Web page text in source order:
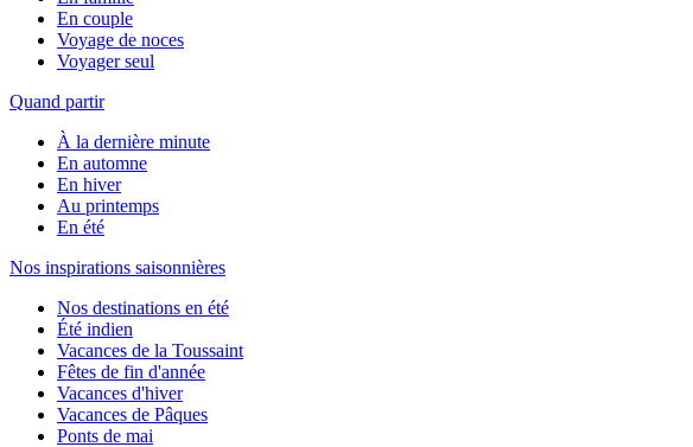
En couple
Voyage de noces
Voyager seul
Quand partir
À la dernière minute
En automne
En hiver
Au printemps
En été
Nos inspirations saisonnières
Nos destinations en été
Été indien
Vacances de la Toussaint
Fêtes de fin d'année
Vacances d'hiver
Vacances de Pâques
Ponts de mai